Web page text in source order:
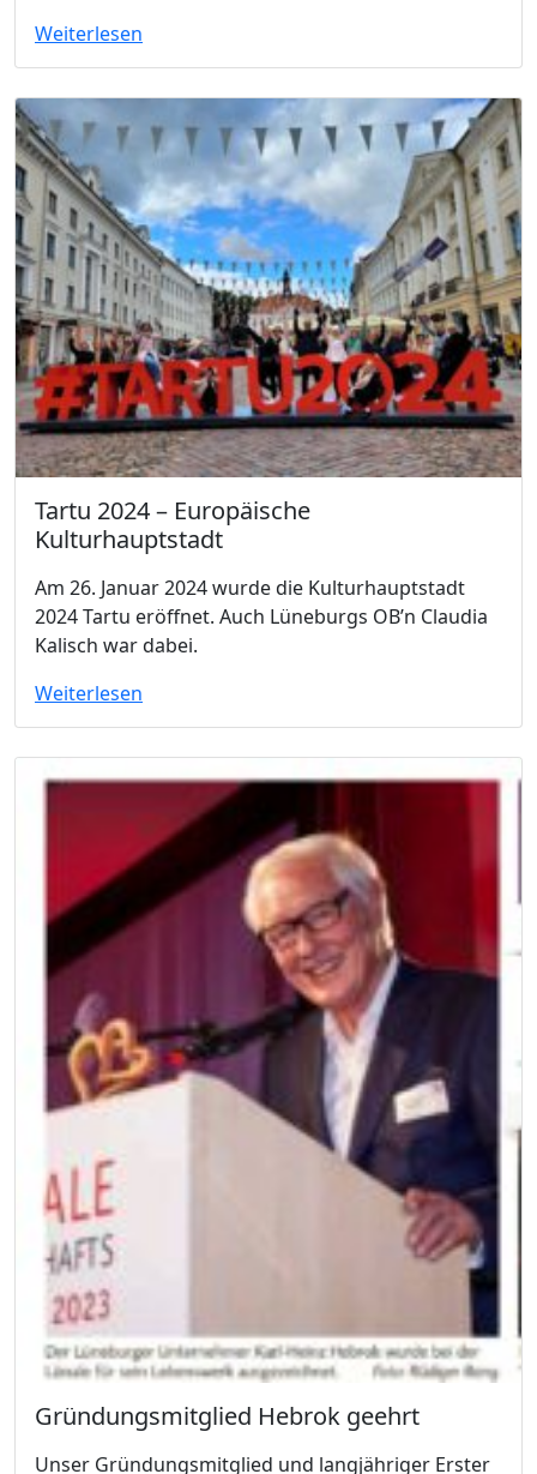
Weiterlesen
Tartu 2024 – Europäische
Kulturhauptstadt
Am 26. Januar 2024 wurde die Kulturhauptstadt
2024 Tartu eröffnet. Auch Lüneburgs OB’n Claudia
Kalisch war dabei.
Weiterlesen
Gründungsmitglied Hebrok geehrt
Unser Gründungsmitglied und langjähriger Erster